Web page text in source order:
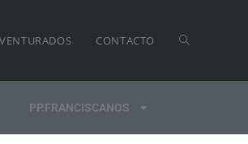
CONTACTO
PP.FRANCISCANOS